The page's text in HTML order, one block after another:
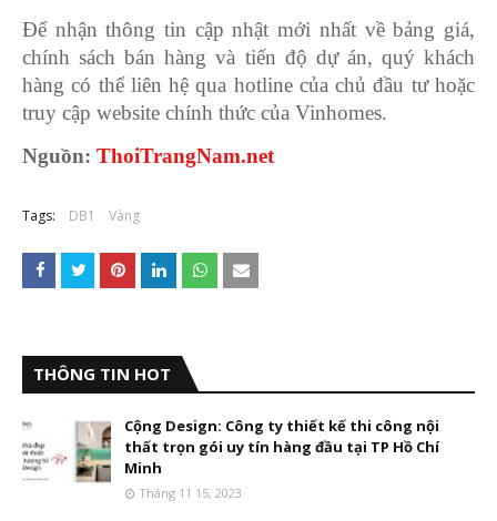
Để nhận thông tin cập nhật mới nhất về bảng giá,
chính sách bán hàng và tiến độ dự án, quý khách
hàng có thể liên hệ qua hotline của chủ đầu tư hoặc
truy cập website chính thức của Vinhomes.
Nguồn: ThoiTrangNam.net
Tags: DB1 Vàng
THÔNG TIN HOT
Cộng Design: Công ty thiết kế thi công nội
thất trọn gói uy tín hàng đầu tại TP Hồ Chí
Minh
Tháng 11 15, 2023